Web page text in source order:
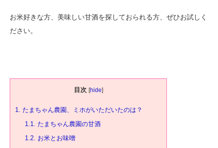
お米好きな方、美味しい甘酒を探しておられる方、ぜひお試しく
ださい。
目次 [hide]
1. たまちゃん農園、ミホがいただいたのは？
1.1. たまちゃん農園の甘酒
1.2. お米とお味噌